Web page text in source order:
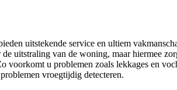
uitstekende service en ultiem
uitstraling van de woning, maar hiermee
u problemen zoals lekkages en
vroegtijdig detecteren.